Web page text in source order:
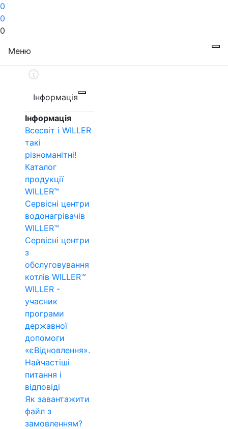
0
0
0
Меню
Інформація
Інформація
Всесвіт і WILLER
такі
різноманітні!
Каталог
продукції
WILLER™
Сервісні центри
водонагрівачів
WILLER™
Сервісні центри
з
обслуговування
котлів WILLER™
WILLER -
учасник
програми
державної
допомоги
«єВідновлення».
Найчастіші
питання і
відповіді
Як завантажити
файл з
замовленням?